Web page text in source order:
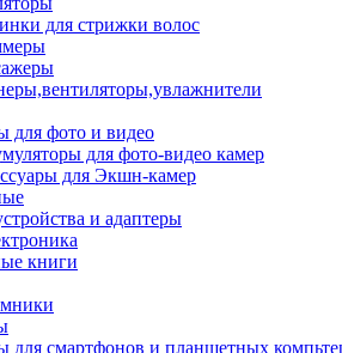
для стрижки волос
для фото и видео
для фото-видео камер
для Экшн-камер
и адаптеры
книги
для смартфонов и планшетных